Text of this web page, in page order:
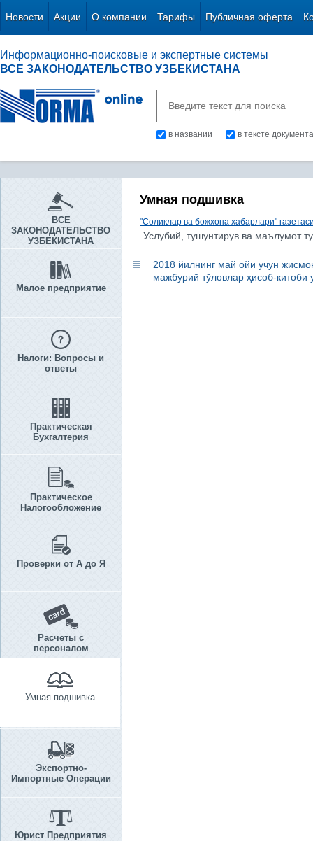
Новости Акции О компании Тарифы Публичная оферта
Информационно-поисковые и экспертные системы
ВСЕ ЗАКОНОДАТЕЛЬСТВО УЗБЕКИСТАНА
в названии в тексте документа
ВСЕ
ЗАКОНОДАТЕЛЬСТВО
УЗБЕКИСТАНА
Малое предприятие
Налоги: Вопросы и
ответы
Практическая
Бухгалтерия
Практическое
Налогообложение
Проверки от А до Я
Расчеты с
персоналом
Умная подшивка
Экспортно-
Импортные Операции
Юрист Предприятия
Умная подшивка
"Соликлар ва божхона хабарлари"
Услубий, тушунтирув ва маълумот
2018 йилнинг май ойи учун
мажбурий тўловлар ҳисоб-китоби